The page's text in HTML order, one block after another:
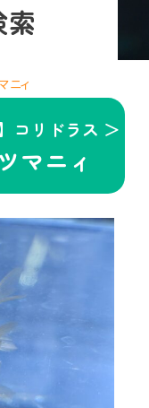
ニィ
コリドラス ＞
マニィ